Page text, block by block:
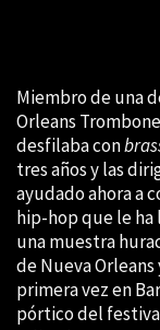
Miembro de una
Orleans
desfilaba con
tres años y las
ayudado ahora a
hip-hop que le
una muestra
de Nueva
primera vez en
pórtico del